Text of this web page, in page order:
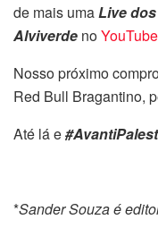
de mais uma Live
Alviverde noYouTube
Nosso próximo
Red Bull Bragantino,
Até lá e
*Sander Souza é